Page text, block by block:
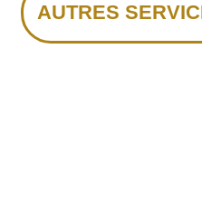
AUTRES